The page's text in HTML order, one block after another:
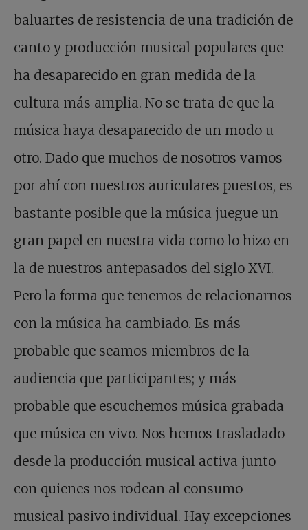
baluartes de resistencia de una tradición de
canto y producción musical populares que
ha desaparecido en gran medida de la
cultura más amplia. No se trata de que la
música haya desaparecido de un modo u
otro. Dado que muchos de nosotros vamos
por ahí con nuestros auriculares puestos, es
bastante posible que la música juegue un
gran papel en nuestra vida como lo hizo en
la de nuestros antepasados del siglo XVI.
Pero la forma que tenemos de relacionarnos
con la música ha cambiado. Es más
probable que seamos miembros de la
audiencia que participantes; y más
probable que escuchemos música grabada
que música en vivo. Nos hemos trasladado
desde la producción musical activa junto
con quienes nos rodean al consumo
musical pasivo individual. Hay excepciones